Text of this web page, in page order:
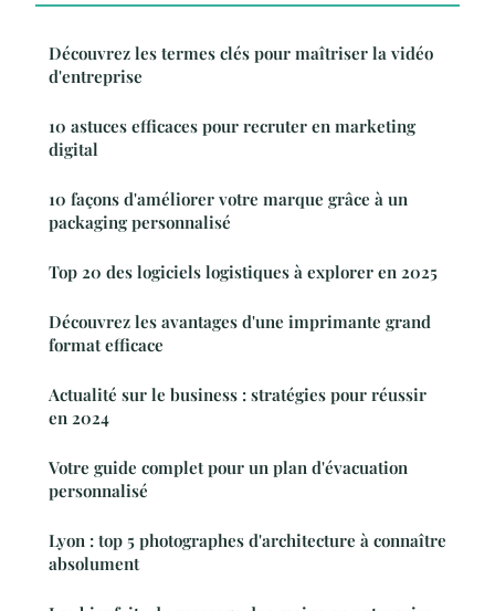
Découvrez les termes clés pour maîtriser la vidéo
d'entreprise
10 astuces efficaces pour recruter en marketing
digital
10 façons d'améliorer votre marque grâce à un
packaging personnalisé
Top 20 des logiciels logistiques à explorer en 2025
Découvrez les avantages d'une imprimante grand
format efficace
Actualité sur le business : stratégies pour réussir
en 2024
Votre guide complet pour un plan d'évacuation
personnalisé
Lyon : top 5 photographes d'architecture à connaître
absolument